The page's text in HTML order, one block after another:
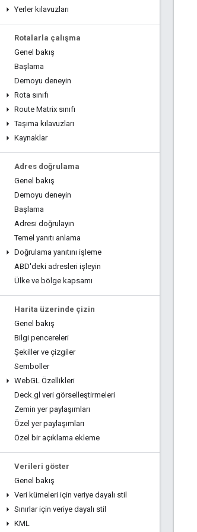
Yerler kılavuzları
Rotalarla çalışma
Genel bakış
Başlama
Demoyu deneyin
Rota sınıfı
Route Matrix sınıfı
Taşıma kılavuzları
Kaynaklar
Adres doğrulama
Genel bakış
Demoyu deneyin
Başlama
Adresi doğrulayın
Temel yanıtı anlama
Doğrulama yanıtını işleme
ABD'deki adresleri işleyin
Ülke ve bölge kapsamı
Harita üzerinde çizin
Genel bakış
Bilgi pencereleri
Şekiller ve çizgiler
Semboller
WebGL Özellikleri
Deck.gl veri görselleştirmeleri
Zemin yer paylaşımları
Özel yer paylaşımları
Özel bir açıklama ekleme
Verileri göster
Genel bakış
Veri kümeleri için veriye dayalı stil
Sınırlar için veriye dayalı stil
KML